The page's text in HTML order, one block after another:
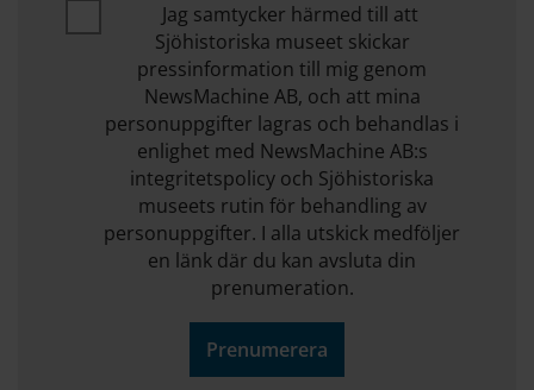
Jag samtycker härmed till att
Sjöhistoriska museet skickar
pressinformation till mig genom
NewsMachine AB, och att mina
personuppgifter lagras och behandlas i
enlighet med NewsMachine AB:s
integritetspolicy och Sjöhistoriska
museets rutin för behandling av
personuppgifter. I alla utskick medföljer
en länk där du kan avsluta din
prenumeration.
Prenumerera